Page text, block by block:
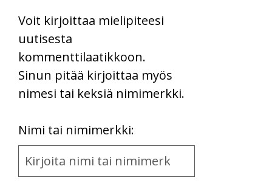
Voit kirjoittaa mielipiteesi
uutisesta
kommenttilaatikkoon.
Sinun pitää kirjoittaa myös
nimesi tai keksiä nimimerkki.
Nimi tai nimimerkki:
Name
and